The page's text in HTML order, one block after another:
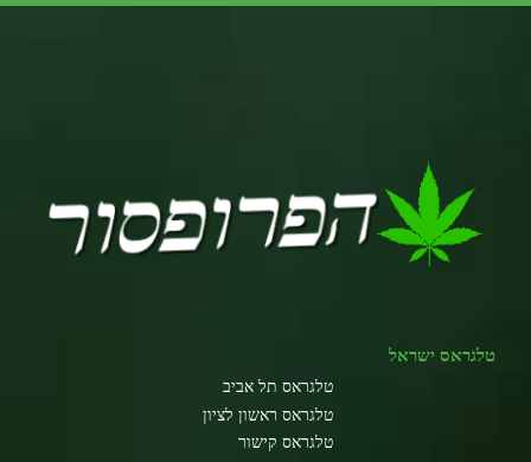
טלגראס ישראל
טלגראס תל אביב
טלגראס ראשון לציון
טלגראס קישור